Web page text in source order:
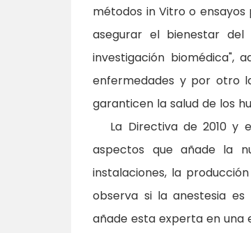
métodos in Vitro o
asegurar el bienestar del
investigación biomédica",
enfermedades y por otro
garanticen la salud de los
La Directiva de 2010 y
aspectos que añade la
instalaciones, la
observa si la anestesia
añade esta experta en una